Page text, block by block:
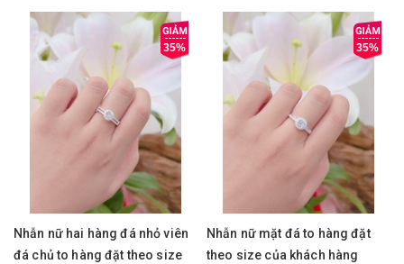
35%
Nhẫn nữ hai hàng đá nhỏ viên
đá chủ to hàng đặt theo size
35%
Nhẫn nữ mặt đá to hàng đặt
theo size của khách hàng